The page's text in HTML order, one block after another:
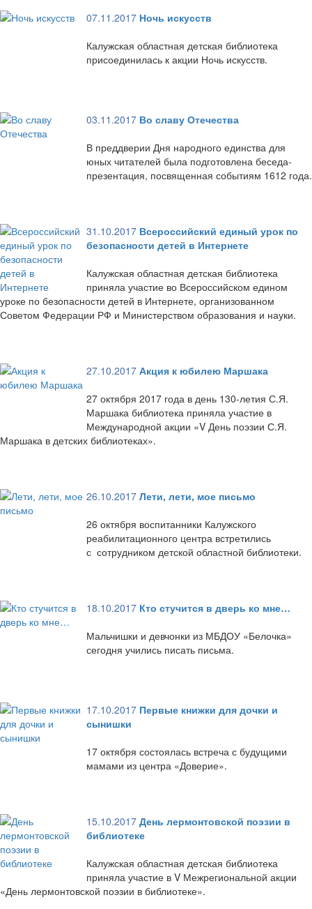
07.11.2017 Ночь искусств
Калужская областная детская библиотека
присоединилась к акции Ночь искусств.
03.11.2017 Во славу Отечества
В преддверии Дня народного единства для
юных читателей была подготовлена беседа-
презентация, посвященная событиям 1612 года.
31.10.2017 Всероссийский единый урок по
безопасности детей в Интернете
Калужская областная детская библиотека
приняла участие во Всероссийском едином
уроке по безопасности детей в Интернете, организованном
Советом Федерации РФ и Министерством образования и науки.
27.10.2017 Акция к юбилею Маршака
27 октября 2017 года в день 130-летия С.Я.
Маршака библиотека приняла участие в
Международной акции «V День поэзии С.Я.
Маршака в детских библиотеках».
26.10.2017 Лети, лети, мое письмо
26 октября воспитанники Калужского
реабилитационного центра встретились
с сотрудником детской областной библиотеки.
18.10.2017 Кто стучится в дверь ко мне…
Мальчишки и девчонки из МБДОУ «Белочка»
сегодня учились писать письма.
17.10.2017 Первые книжки для дочки и
сынишки
17 октября состоялась встреча с будущими
мамами из центра «Доверие».
15.10.2017 День лермонтовской поэзии в
библиотеке
Калужская областная детская библиотека
приняла участие в V Межрегиональной акции
«День лермонтовской поэзии в библиотеке».